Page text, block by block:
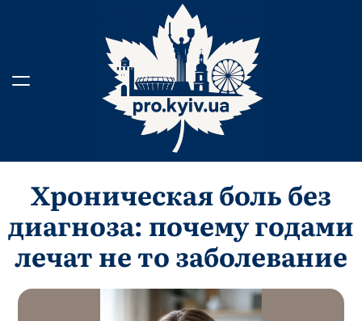
Хроническая боль без
диагноза: почему годами
лечат не то заболевание